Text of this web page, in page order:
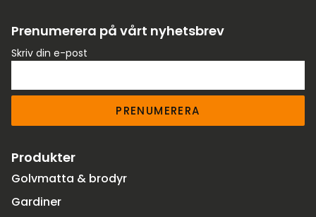
Prenumerera på vårt nyhetsbrev
Skriv din e-post
PRENUMERERA
Produkter
Golvmatta & brodyr
Gardiner